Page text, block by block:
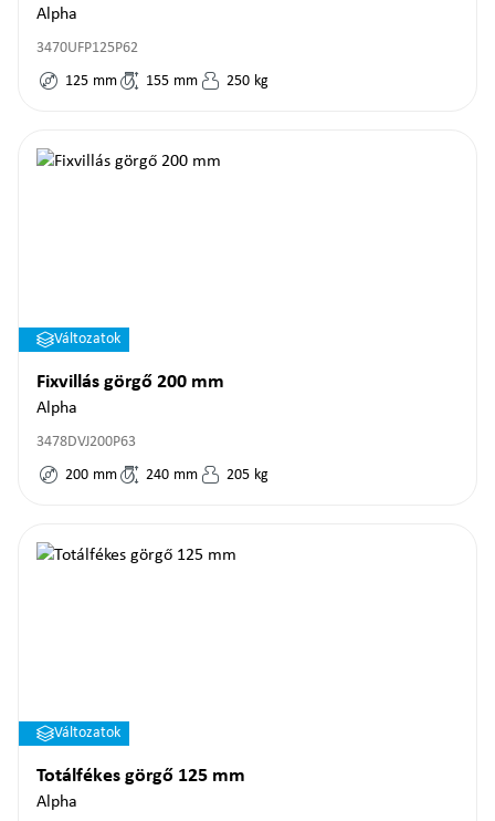
Alpha
3470UFP125P62
125 mm 155 mm 250 kg
Változatok
Fixvillás görgő 200 mm
Alpha
3478DVJ200P63
200 mm 240 mm 205 kg
Változatok
Totálfékes görgő 125 mm
Alpha